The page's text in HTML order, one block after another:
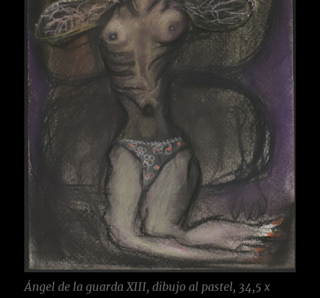
Ángel de la guarda XIII, dibujo al pastel, 34,5 x